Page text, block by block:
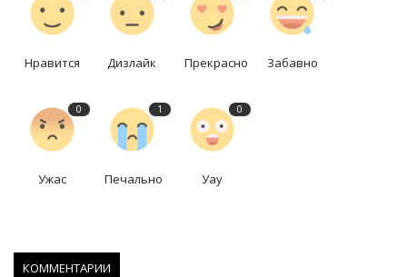
Нравится Дизлайк Прекрасно Забавно
0
Ужас
1
Печально
0
Уау
КОММЕНТАРИИ